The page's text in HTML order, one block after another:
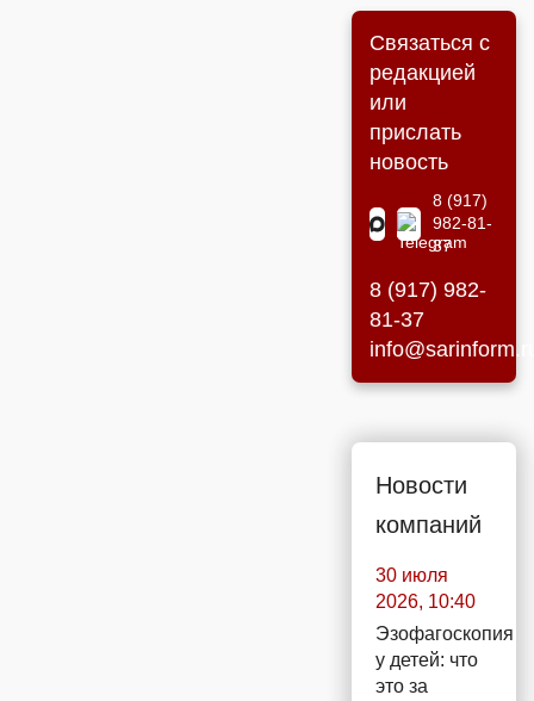
Связаться с
редакцией
или
прислать
новость
8 (917)
982-81-
37
8 (917) 982-
81-37
Новости
компаний
30 июля
2026, 10:40
Эзофагоскопия
у детей: что
это за